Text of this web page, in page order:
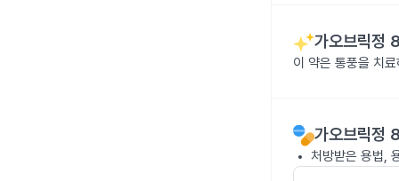
가오브릭정
이 약은 통풍을 치
가오브릭정
처방받은 용법,